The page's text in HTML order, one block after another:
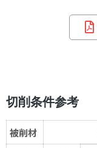
切削条件参考
被削材